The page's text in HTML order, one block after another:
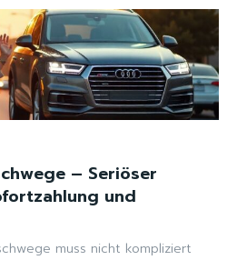
– Seriöser
und
muss nicht kompliziert